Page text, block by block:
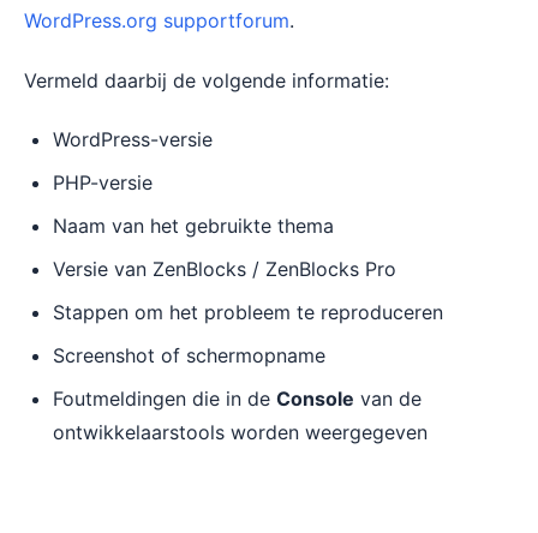
WordPress.org supportforum.
Vermeld daarbij de volgende informatie:
WordPress-versie
PHP-versie
Naam van het gebruikte thema
Versie van ZenBlocks / ZenBlocks Pro
Stappen om het probleem te reproduceren
Screenshot of schermopname
Foutmeldingen die in de Console van de
ontwikkelaarstools worden weergegeven